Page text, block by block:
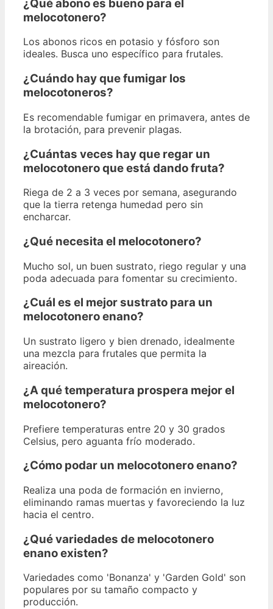
¿Qué abono es bueno para el
melocotonero?
Los abonos ricos en potasio y fósforo son
ideales. Busca uno específico para frutales.
¿Cuándo hay que fumigar los
melocotoneros?
Es recomendable fumigar en primavera, antes de
la brotación, para prevenir plagas.
¿Cuántas veces hay que regar un
melocotonero que está dando fruta?
Riega de 2 a 3 veces por semana, asegurando
que la tierra retenga humedad pero sin
encharcar.
¿Qué necesita el melocotonero?
Mucho sol, un buen sustrato, riego regular y una
poda adecuada para fomentar su crecimiento.
¿Cuál es el mejor sustrato para un
melocotonero enano?
Un sustrato ligero y bien drenado, idealmente
una mezcla para frutales que permita la
aireación.
¿A qué temperatura prospera mejor el
melocotonero?
Prefiere temperaturas entre 20 y 30 grados
Celsius, pero aguanta frío moderado.
¿Cómo podar un melocotonero enano?
Realiza una poda de formación en invierno,
eliminando ramas muertas y favoreciendo la luz
hacia el centro.
¿Qué variedades de melocotonero
enano existen?
Variedades como 'Bonanza' y 'Garden Gold' son
populares por su tamaño compacto y
producción.